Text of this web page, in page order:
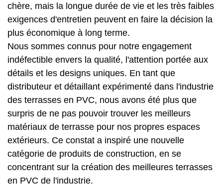
chère, mais la longue durée de vie et les très faibles
exigences d'entretien peuvent en faire la décision la
plus économique à long terme.
Nous sommes connus pour notre engagement
indéfectible envers la qualité, l'attention portée aux
détails et les designs uniques. En tant que
distributeur et détaillant expérimenté dans l'industrie
des terrasses en PVC, nous avons été plus que
surpris de ne pas pouvoir trouver les meilleurs
matériaux de terrasse pour nos propres espaces
extérieurs. Ce constat a inspiré une nouvelle
catégorie de produits de construction, en se
concentrant sur la création des meilleures terrasses
en PVC de l'industrie.